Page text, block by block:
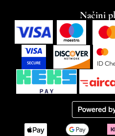
Načini